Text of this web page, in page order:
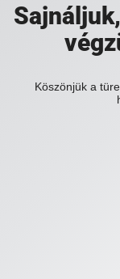
Köszönjük a